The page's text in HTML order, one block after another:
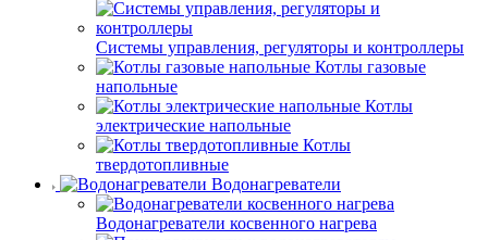
Системы управления, регуляторы и контроллеры
Котлы газовые
напольные
Котлы
электрические напольные
Котлы
твердотопливные
Водонагреватели
Водонагреватели косвенного нагрева